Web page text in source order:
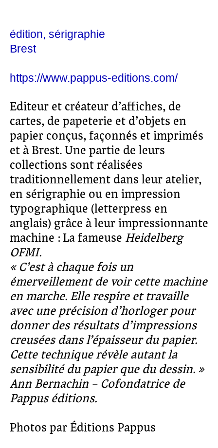
édition sérigraphie
Brest
https://www.pappus-editions.com/
Editeur et créateur d’affiches, de
cartes, de papeterie et d’objets en
papier conçus, façonnés et imprimés
et à Brest. Une partie de leurs
collections sont réalisées
traditionnellement dans leur atelier,
en sérigraphie ou en impression
typographique (letterpress en
anglais) grâce à leur impressionnante
machine : La fameuse Heidelberg
OFMI.
« C’est à chaque fois un
émerveillement de voir cette machine
en marche. Elle respire et travaille
avec une précision d’horloger pour
donner des résultats d’impressions
creusées dans l’épaisseur du papier.
Cette technique révèle autant la
sensibilité du papier que du dessin. »
Ann Bernachin – Cofondatrice de
Pappus éditions.
Photos par Éditions Pappus